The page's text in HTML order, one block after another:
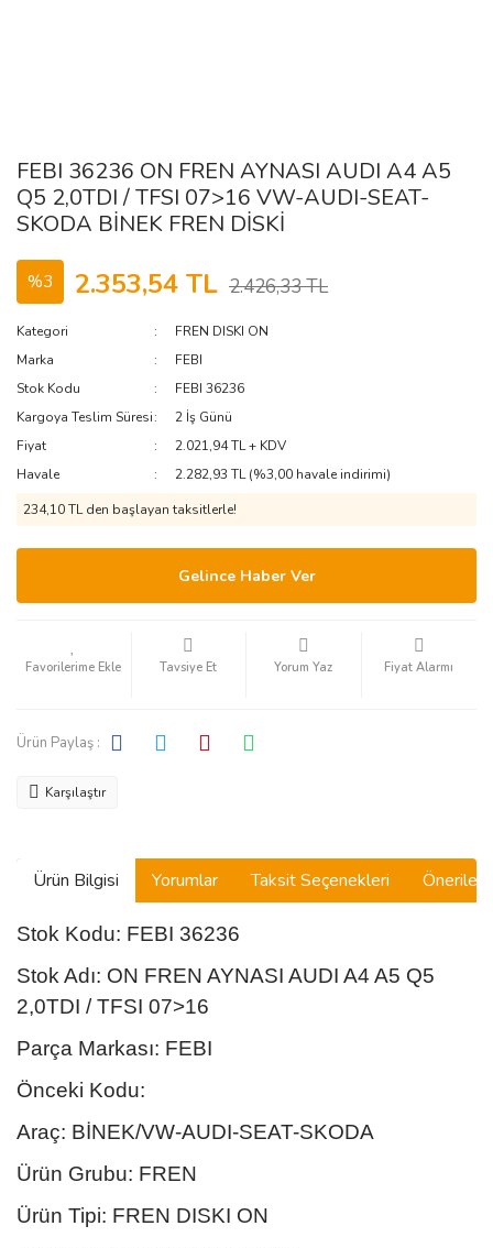
FEBI 36236 ON FREN AYNASI AUDI A4 A5
Q5 2,0TDI / TFSI 07>16 VW-AUDI-SEAT-
SKODA BİNEK FREN DİSKİ
%3 2.353,54 TL 2.426,33 TL
Kategori
FREN DISKI ON
Marka
FEBI
Stok Kodu
FEBI 36236
Kargoya Teslim Süresi
2 İş Günü
Fiyat
2.021,94 TL + KDV
Havale
2.282,93 TL (%3,00 havale indirimi)
234,10 TL den başlayan taksitlerle!
Gelince Haber Ver
Tavsiye Et Yorum Yaz Fiyat Alarmı
Ürün Paylaş :
Karşılaştır
Ürün Bilgisi Yorumlar Taksit Seçenekleri
Stok Kodu: FEBI 36236
Stok Adı: ON FREN AYNASI AUDI A4 A5 Q5
2,0TDI / TFSI 07>16
Parça Markası: FEBI
Önceki Kodu:
Araç: BİNEK/VW-AUDI-SEAT-SKODA
Ürün Grubu: FREN
Ürün Tipi: FREN DISKI ON